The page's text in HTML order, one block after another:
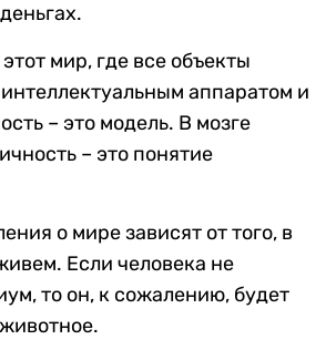
мир, где все объекты
аппаратом и
– это модель. В мозге
– это понятие
о мире зависят от того, в
Если человека не
то он, к сожалению, будет